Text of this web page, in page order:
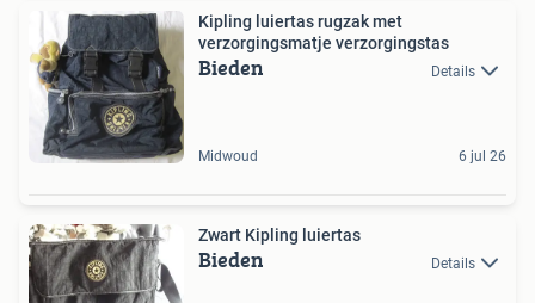
Kipling luiertas rugzak met
verzorgingsmatje verzorgingstas
Bieden Details
Midwoud 6 jul 26
Zwart Kipling luiertas
Bieden Details